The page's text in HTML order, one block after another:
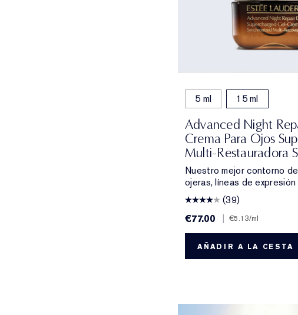
5 ml 15 ml
Advanced Night
Crema Para Ojos
Multi-Restauradora
Nuestro mejor contorno
ojeras, líneas de expresión
(39)
€77.00
€5.13/ml
AÑADIR A LA CESTA